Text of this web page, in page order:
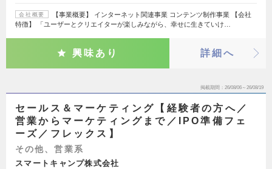
会社概要
【事業概要】 インターネット関連事業 コンテンツ制作事業 【会社
特徴】 「ユーザーとクリエイターが楽しみながら、幸せに生きていけ…
興味あり 詳細へ
掲載期間 26/08/06～26/08/19
セールス＆マーケティング【経験者の方へ／
営業からマーケティングまで／IPO準備フェ
ーズ／フレックス】
その他、営業系
スマートキャンプ株式会社